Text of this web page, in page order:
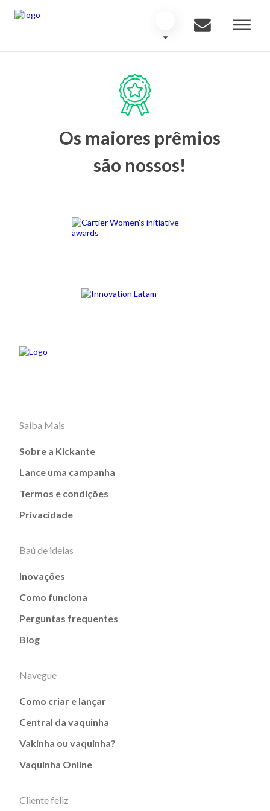
Os maiores prêmios
são nossos!
Saiba Mais
Sobre a Kickante
Lance uma campanha
Termos e condições
Privacidade
Baú de ideias
Inovações
Como funciona
Perguntas frequentes
Blog
Navegue
Como criar e lançar
Central da vaquinha
Vakinha ou vaquinha?
Vaquinha Online
Cliente feliz